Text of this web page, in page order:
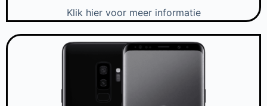
Klik hier voor meer informatie